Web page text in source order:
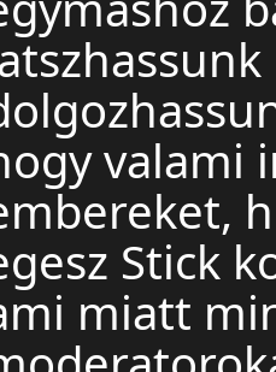
valami
Stick
miatt